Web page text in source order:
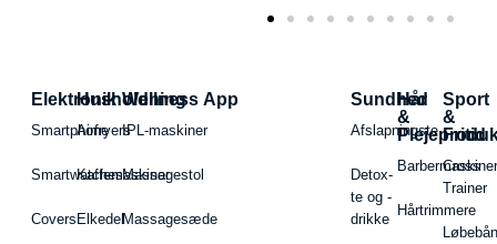
Elektronik
Smartphone
Smartwatches
Covers
Husholdning
Airfryers
Kaffemaskiner
Elkedel
Wellness App
IPL-maskiner
Massagestol
Massagesæde
Sundhed
Afslapningste
Detox-
te og -
drikke
Hår
&
Hårtrimmere
Sport
&
Fritid
Cross
Trainer